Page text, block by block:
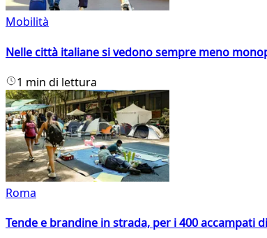
Mobilità
Nelle città italiane si vedono sempre meno
1 min di lettura
Roma
Tende e brandine in strada, per i 400 accampati